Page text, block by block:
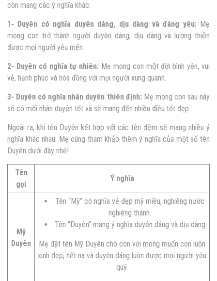
còn mang các ý nghĩa khác:
1- Duyên có nghĩa duyên dáng, dịu dàng và đáng yêu: Mẹ
mong con trở thành người duyên dáng, dịu dàng và lương thiện
được mọi người yêu mến.
2- Duyên có nghĩa tự nhiên: Mẹ mong con một đời bình yên, vui
vẻ, hạnh phúc và hòa đồng với mọi người xung quanh.
3- Duyên có nghĩa nhân duyên thiên định: Mẹ mong con sau này
sẽ có mối nhân duyên tốt và sẽ mang đến nhiều điều tốt đẹp.
Ngoài ra, khi tên Duyên kết hợp với các tên đệm sẽ mang nhiều ý
nghĩa khác nhau. Mẹ cùng tham khảo thêm ý nghĩa của một số tên
Duyên dưới đây nhé!
Tên
gọi
Ý nghĩa
Mỹ
Duyên
Tên “Mỹ” có nghĩa vẻ đẹp mỹ miều, nghiêng nước
nghiêng thành.
Tên “Duyên” mang ý nghĩa duyên dáng và dịu dàng.
Mẹ đặt tên Mỹ Duyên cho con với mong muốn con luôn
xinh đẹp, nết na và duyên dáng luôn được mọi người yêu
quý.